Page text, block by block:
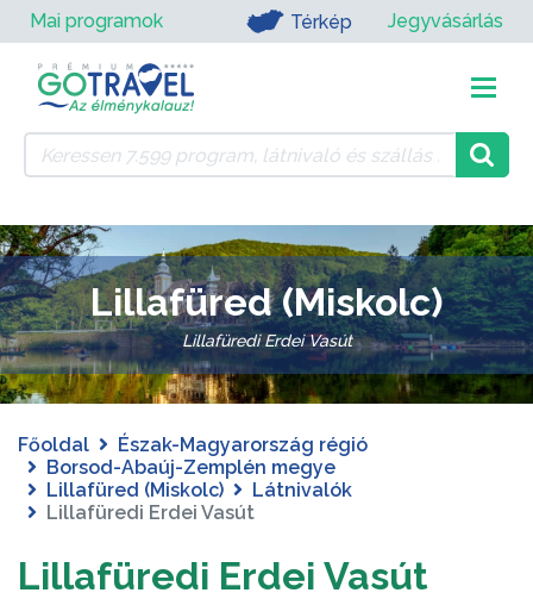
Mai programok Térkép Jegyvásárlás
Lillafüred (Miskolc)
Lillafüredi Erdei Vasút
Főoldal
Észak-Magyarország régió
Borsod-Abaúj-Zemplén megye
Lillafüred (Miskolc)
Látnivalók
Lillafüredi Erdei Vasút
Lillafüredi Erdei Vasút